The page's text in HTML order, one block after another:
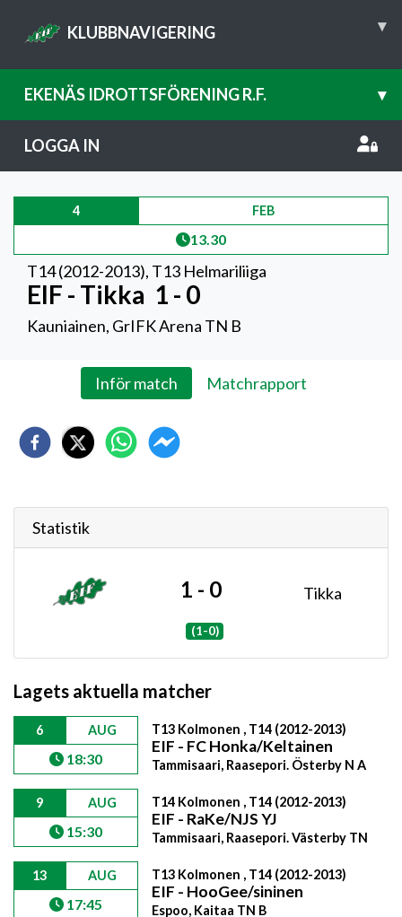
KLUBBNAVIGERING ▾
EKENÄS IDROTTSFÖRENING R.F. ▾
LOGGA IN
4 FEB
13.30
T14 (2012-2013), T13 Helmariliiga
EIF - Tikka 1 - 0
Kauniainen, GrIFK Arena TN B
Inför match Matchrapport
Statistik
1 - 0 Tikka
(1-0)
Lagets aktuella matcher
6 AUG
18:30
T13 Kolmonen , T14 (2012-2013)
EIF - FC Honka/Keltainen
Tammisaari, Raasepori. Österby N A
9 AUG
15:30
T14 Kolmonen , T14 (2012-2013)
EIF - RaKe/NJS YJ
Tammisaari, Raasepori. Västerby TN
13 AUG
17:45
T13 Kolmonen , T14 (2012-2013)
EIF - HooGee/sininen
Espoo, Kaitaa TN B